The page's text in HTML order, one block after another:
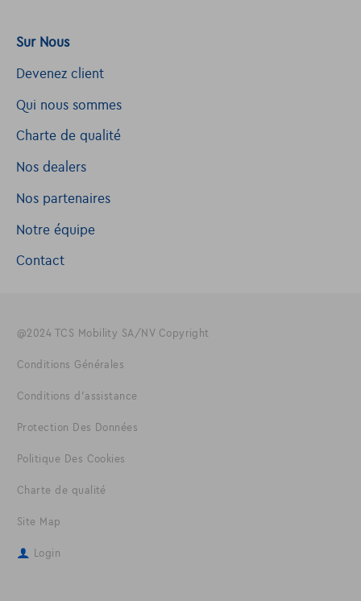
Sur Nous
Devenez client
Qui nous sommes
Charte de qualité
Nos dealers
Nos partenaires
Notre équipe
Contact
@2024 TCS Mobility SA/NV Copyright
Conditions Générales
Conditions d'assistance
Protection Des Données
Politique Des Cookies
Charte de qualité
Site Map
Login